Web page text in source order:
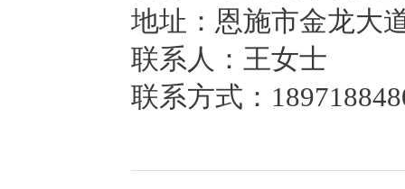
地址：恩施市金龙大
联系人：王女士
联系方式：